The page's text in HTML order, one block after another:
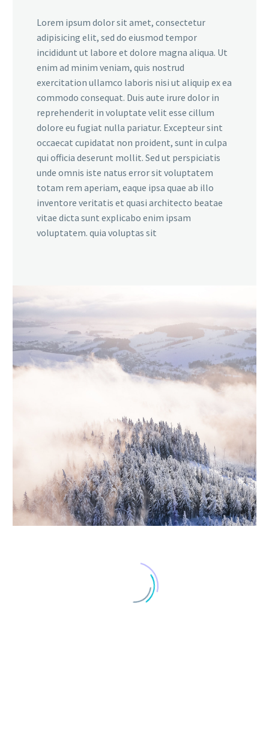
Lorem ipsum dolor sit amet, consectetur
adipisicing elit, sed do eiusmod tempor
incididunt ut labore et dolore magna aliqua. Ut
enim ad minim veniam, quis nostrud
exercitation ullamco laboris nisi ut aliquip ex ea
commodo consequat. Duis aute irure dolor in
reprehenderit in voluptate velit esse cillum
dolore eu fugiat nulla pariatur. Excepteur sint
occaecat cupidatat non proident, sunt in culpa
qui officia deserunt mollit. Sed ut perspiciatis
unde omnis iste natus error sit voluptatem
totam rem aperiam, eaque ipsa quae ab illo
inventore veritatis et quasi architecto beatae
vitae dicta sunt explicabo enim ipsam
voluptatem. quia voluptas sit